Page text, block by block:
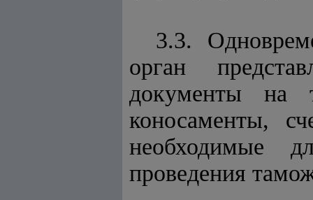
3.3.
орган
документы на
коносаменты,
необходимые
проведения